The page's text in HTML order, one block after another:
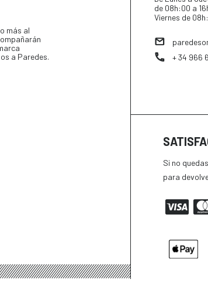
más al
a Paredes.
de 08h:00 a
Viernes de
+ 34 966
Si no
para